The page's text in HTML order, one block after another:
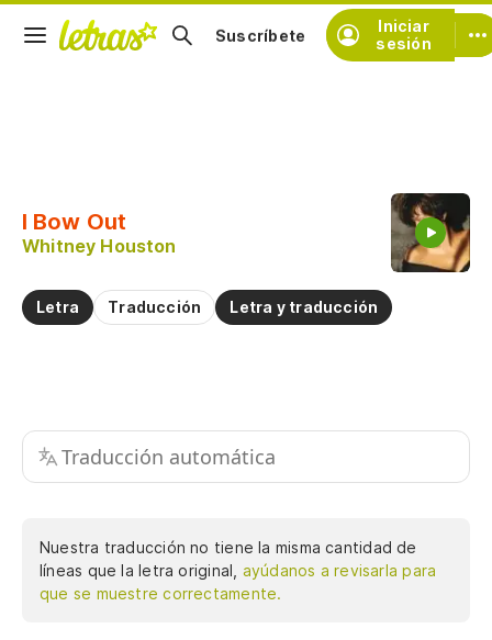
Iniciar
sesión
Suscríbete
I Bow Out
Whitney Houston
Letra Traducción Letra y traducción
Traducción automática
Nuestra traducción no tiene la misma cantidad de
líneas que la letra original, ayúdanos a revisarla para
que se muestre correctamente.
Practicar la pronunciación de